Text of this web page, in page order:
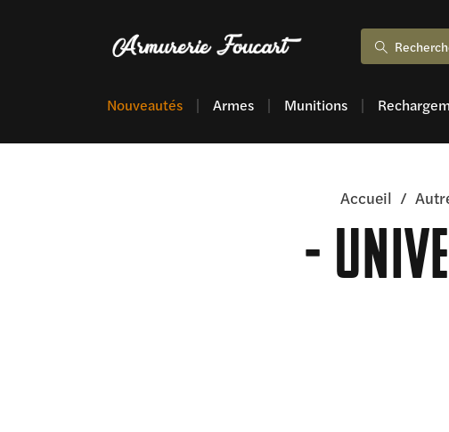
Nouveautés Armes Munitions
Accueil /